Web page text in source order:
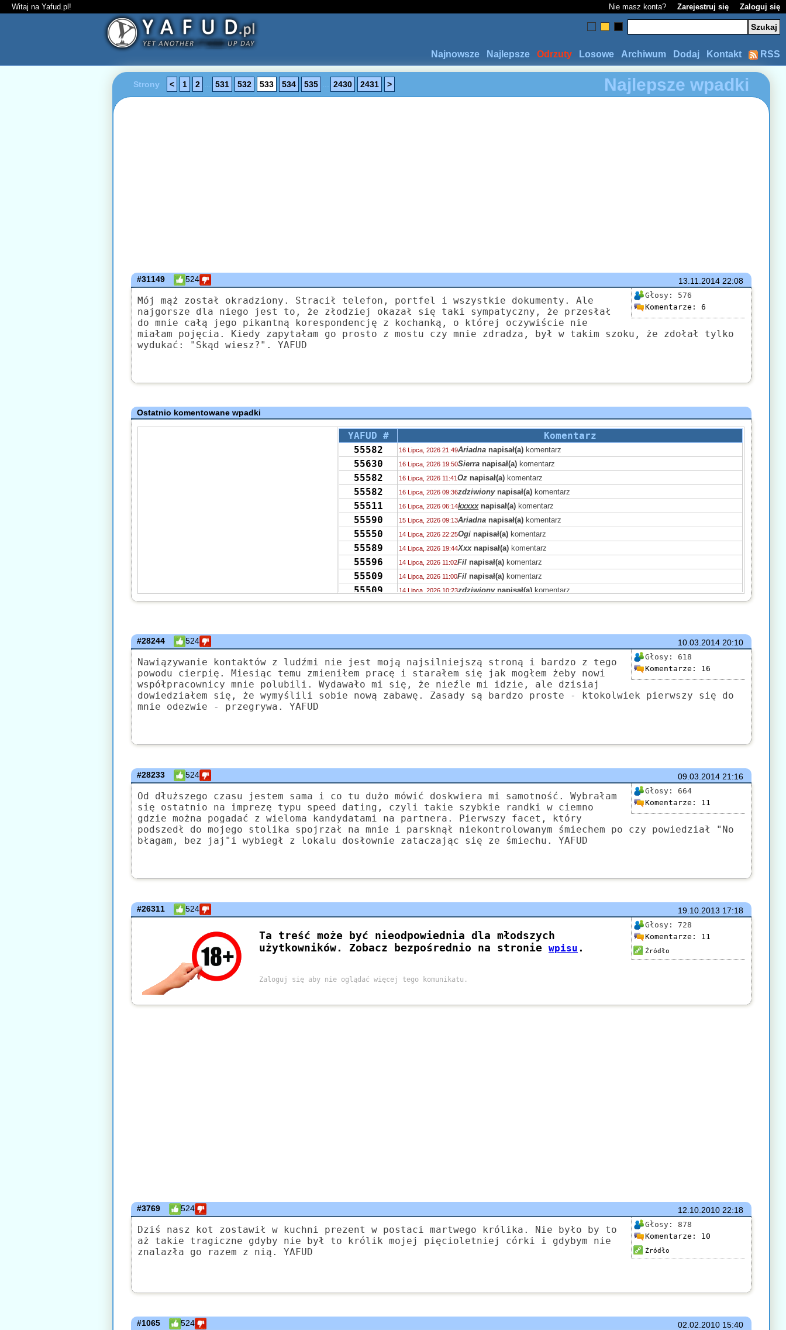
Witaj na Yafud.pl! Nie masz konta? Zarejestruj się Zaloguj się
RSS
Kontakt
Dodaj
Archiwum
Losowe
Odrzuty
Najlepsze
Najnowsze
Najlepsze wpadki
Strony < 1 2 531 532 533 534 535 2430 2431 >
13.11.201422:08
#31149 524
Głosy: 576
Komentarze: 6
Mój mąż został okradziony. Stracił telefon, portfel i wszystkie dokumenty. Ale
najgorsze dla niego jest to, że złodziej okazał się taki sympatyczny, że przesłał
do mnie całą jego pikantną korespondencję z kochanką, o której oczywiście nie
miałam pojęcia. Kiedy zapytałam go prosto z mostu czy mnie zdradza, był w takim szoku, że zdołał tylko
wydukać: "Skąd wiesz?". YAFUD
Ostatnio komentowane wpadki
YAFUD #
Komentarz
55582
16 Lipca, 2026 21:49Ariadna napisał(a) komentarz
55630 16 Lipca, 2026 19:50Sierra napisał(a) komentarz
55582 16 Lipca, 2026 11:41Oz napisał(a) komentarz
55582 16 Lipca, 2026 09:36zdziwionynapisał(a) komentarz
55511 16 Lipca, 2026 06:14kxxxxnapisał(a) komentarz
55590 15 Lipca, 2026 09:13Ariadna napisał(a) komentarz
55550 14 Lipca, 2026 22:25Ogi napisał(a) komentarz
55589 14 Lipca, 2026 19:44Xxxnapisał(a) komentarz
55596 14 Lipca, 2026 11:02Fil napisał(a) komentarz
55509 14 Lipca, 2026 11:00Fil napisał(a) komentarz
55509 14 Lipca, 2026 10:23zdziwionynapisał(a) komentarz
55447 13 Lipca, 2026 19:55nudanapisał(a)komentarz
55551 zdziwionynapisał(a)komentarz
55555 Grejonnapisał(a)komentarz
55474 11 Lipca, 2026 19:07Grejon napisał(a)komentarz
55467 11 Lipca, 2026 11:41Tricksterosnapisał(a) komentarz
55467 10 Lipca, 2026 23:38M.napisał(a)komentarz
55493 10 Lipca, 2026 19:59 jolaw napisał(a) komentarz
10.03.201420:10
#28244 524
Głosy: 618
Komentarze: 16
Nawiązywanie kontaktów z ludźmi nie jest moją najsilniejszą stroną i bardzo z tego
powodu cierpię. Miesiąc temu zmieniłem pracę i starałem się jak mogłem żeby nowi
współpracownicy mnie polubili. Wydawało mi się, że nieźle mi idzie, ale dzisiaj
dowiedziałem się, że wymyślili sobie nową zabawę. Zasady są bardzo proste - ktokolwiek pierwszy się do
mnie odezwie - przegrywa. YAFUD
09.03.201421:16
#28233 524
Głosy: 664
Komentarze: 11
Od dłuższego czasu jestem sama i co tu dużo mówić doskwiera mi samotność. Wybrałam
się ostatnio na imprezę typu speed dating, czyli takie szybkie randki w ciemno
gdzie można pogadać z wieloma kandydatami na partnera. Pierwszy facet, który
podszedł do mojego stolika spojrzał na mnie i parsknął niekontrolowanym śmiechem po czy powiedział "No
błagam, bez jaj"i wybiegł z lokalu dosłownie zataczając się ze śmiechu. YAFUD
19.10.2013 17:18
#26311 524
Głosy: 728
Komentarze: 11
Źródło
12.10.201022:18
#3769 524
Głosy: 878
Komentarze: 10
Źródło
Dziś nasz kot zostawił w kuchni prezent w postaci martwego królika. Nie było by to
aż takie tragiczne gdyby nie był to królik mojej pięcioletniej córki i gdybym nie
znalazła go razem z nią. YAFUD
02.02.201015:40
#1065 524